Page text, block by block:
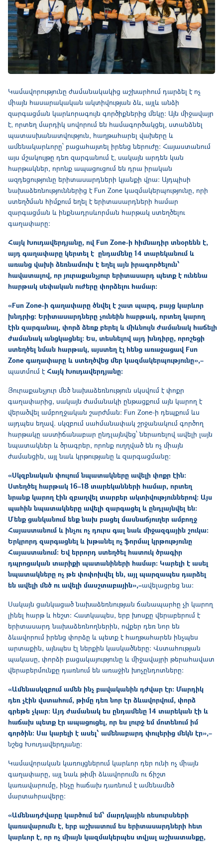
Կամավորությունը ժամանակակից աշխարհում դարձել է ոչ
միայն հասարակական ակտիվության ձև, այլև անձի
զարգացման կարևորագույն գործիքներից մեկը։ Այն միջավայր
է, որտեղ մարդիկ սովորում են համագործակցել, ստանձնել
պատասխանատվություն, հաղթահարել վախերը և
ամենակարևորը՝ բացահայտել իրենց ներուժը։ Հայաստանում
այս մշակույթը դեռ զարգանում է, սակայն արդեն կան
հարթակներ, որոնք ապացուցում են դրա իրական
ազդեցությունը երիտասարդների կյանքի վրա։ Այդպիսի
նախաձեռնություններից է Fun Zone կազմակերպությունը, որի
ստեղծման հիմքում եղել է երիտասարդների համար
զարգացման և ինքնադրսևորման հարթակ ստեղծելու
գաղափարը։
Հայկ Խուդավերդյանը, ով Fun Zone-ի հիմնադիր տնօրենն է,
այդ գաղափարը կերտել է ընդամենը 14 տարեկանում և
առանց վախի ձեռնամուխ է եղել այն իրագործելուն՝
հավատալով, որ յուրաքանչյուր երիտասարդ պետք է ունենա
հարթակ սեփական ուժերը փորձելու համար։
«Fun Zone-ի գաղափարը ծնվել է շատ պարզ, բայց կարևոր
խնդրից։ Երիտասարդները չունեին հարթակ, որտեղ կարող
էին զարգանալ, փորձ ձեռք բերել և միևնույն ժամանակ հաճելի
ժամանակ անցկացնել։ Ես, տեսնելով այդ խնդիրը, որոշեցի
ստեղծել նման հարթակ, այստեղ էլ հենց առաջացավ Fun
Zone գաղափարը և ստեղծվեց մեր կազմակերպությունը»,–
պատմում էՀայկ Խուդավերդյանը։
Յուրաքանչյուր մեծ նախաձեռնություն սկսվում է փոքր
գաղափարից, սակայն ժամանակի ընթացքում այն կարող է
վերածվել ամբողջական շարժման։ Fun Zone-ի դեպքում ևս
այդպես եղավ. սկզբում սահմանափակ շրջանակում գործող
հարթակը աստիճանաբար ընդլայնվեց՝ ներառելով ավելի լայն
նպատակներ և ծրագրեր, որոնք ուղղված են ոչ միայն
ժամանցին, այլ նաև կրթությանը և զարգացմանը։
«Սկզբնական փուլում նպատակները ավելի փոքր էին։
Ստեղծել հարթակ 16–18 տարեկանների համար, որտեղ
նրանք կարող էին զբաղվել տարբեր ակտիվություններով։ Այս
պահին նպատակները ավելի զարգացել և ընդլայնվել են։
Մենք ցանկանում ենք նախ բացել մասնաճյուղեր ամբողջ
Հայաստանում և ինչու ոչ դուրս գալ նաև միջազգային շուկա։
Երկրորդ զարգացնել և խթանել ոչ ֆորմալ կրթությունը
Հայաստանում։ Եվ երրորդ ստեղծել հատուկ ծրագիր
դպրոցական տարիքի պատանիների համար։ Կարելի է ասել
նպատակները ոչ թե փոփոխվել են, այլ պարզապես դարձել
են ավելի մեծ ու ավելի մասշտաբային»,–ավելացրեց նա։
Սակայն ցանկացած նախաձեռնության ճանապարհը չի կարող
լինել հարթ և հեշտ։ Հատկապես, երբ խոսքը վերաբերում է
երիտասարդ նախաձեռնողներին, ովքեր դեռ նոր են
ձևավորում իրենց փորձը և պետք է հաղթահարեն ինչպես
արտաքին, այնպես էլ ներքին կասկածները։ Վստահության
պակասը, փորձի բացակայությունը և միջավայրի թերահավատ
վերաբերմունքը դառնում են առաջին խոչընդոտները։
«Ամենասկզբում ամեն ինչ բավականին դժվար էր։ Մարդիկ
դեռ չէին վստահում, թիմը դեռ նոր էր ձևավորվում, փորձ
գրեթե չկար։ Այդ ժամանակ ես ընդամենը 14 տարեկան էի և
հաճախ պետք էր ապացուցել, որ ես լուրջ եմ մոտենում իմ
գործին։ Սա կարելի է ասել՝ ամենաբարդ փուլերից մեկն էր»,–
նշեց Խուդավերդյանը։
Կամավորական կառույցներում կարևոր դեր ունի ոչ միայն
գաղափարը, այլ նաև թիմի ձևավորումն ու ճիշտ
կառավարումը, ինչը հաճախ դառնում է ամենամեծ
մարտահրավերը։
«Ամենադժվարը կարծում եմ՝ մարդկային ռեսուրսների
կառավարումն է, երբ աշխատում ես երիտասարդների հետ
կարևոր է, որ ոչ միայն կազմակերպես տվյալ աշխատանքը,